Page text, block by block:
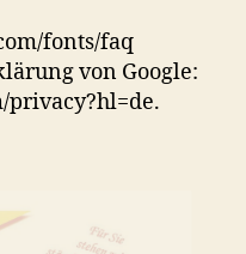
fonts/faq
von Google:
privacy?hl=de.